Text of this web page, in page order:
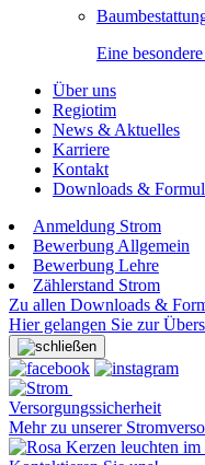
Eine
Über uns
Regiotim
News & Aktuelles
Karriere
Kontakt
Downloads &
Anmeldung Strom
Bewerbung Allgemein
Bewerbung Lehre
Zählerstand Strom
Zu allen Downloads &
Hier gelangen Sie zur
Versorgungssicherheit
Mehr zu unserer